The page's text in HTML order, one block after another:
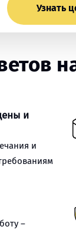
Узнать
и
и
–